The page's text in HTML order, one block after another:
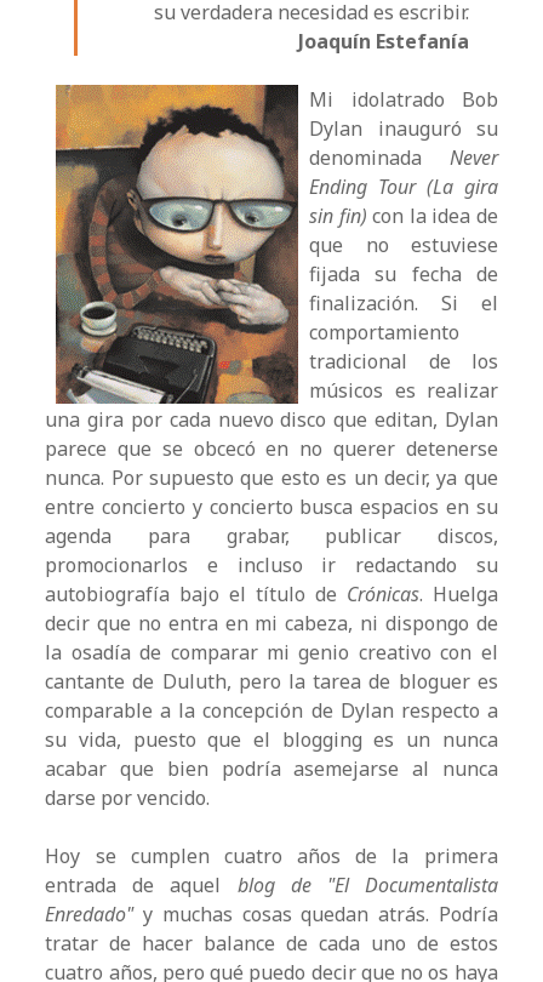
su verdadera necesidad es escribir.
Joaquín Estefanía
Mi idolatrado Bob
Dylan inauguró su
denominada Never
Ending Tour (La gira
sin fin) con la idea de
que no estuviese
fijada su fecha de
finalización. Si el
comportamiento
tradicional de los
músicos es realizar
una gira por cada nuevo disco que editan, Dylan
parece que se obcecó en no querer detenerse
nunca. Por supuesto que esto es un decir, ya que
entre concierto y concierto busca espacios en su
agenda para grabar, publicar discos,
promocionarlos e incluso ir redactando su
autobiografía bajo el título de Crónicas. Huelga
decir que no entra en mi cabeza, ni dispongo de
la osadía de comparar mi genio creativo con el
cantante de Duluth, pero la tarea de bloguer es
comparable a la concepción de Dylan respecto a
su vida, puesto que el blogging es un nunca
acabar que bien podría asemejarse al nunca
darse por vencido.
Hoy se cumplen cuatro años de la primera
entrada de aquel blog de "El Documentalista
Enredado"y muchas cosas quedan atrás. Podría
tratar de hacer balance de cada uno de estos
cuatro años, pero qué puedo decir que no os haya